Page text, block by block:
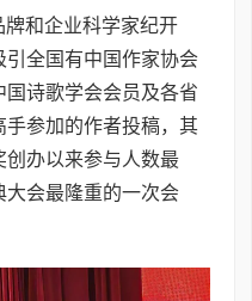
牌和企业科学家纪开
全国有中国作家协会
诗歌学会会员及各省
参加的作者投稿，其
创办以来参与人数最
大会最隆重的一次会